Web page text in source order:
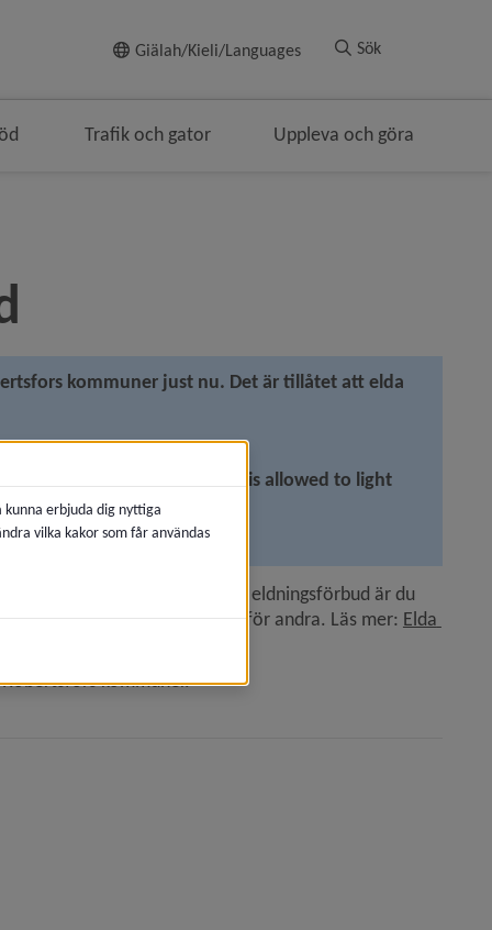
Giälah/Kieli/Languages Sök
Trafik och gator Uppleva och göra
kommuner just nu. Det är tillåtet att elda
kommuner at the moment. It is allowed to light
den här sidan. När det inte är eldningsförbud är du
sätt och inte orsakar obehag för andra. Läs mer: Elda
kommuner.
erbjuda dig nyttiga
vilka kakor som får användas